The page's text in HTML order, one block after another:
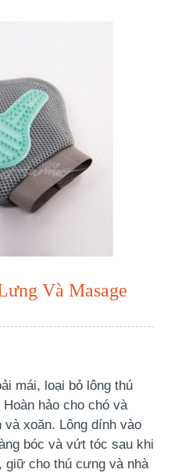
Và Masage
mái, loại bỏ lông thú
hảo cho chó và
và xoăn. Lông dính vào
bóc và vứt tóc sau khi
giữ cho thú cưng và nhà